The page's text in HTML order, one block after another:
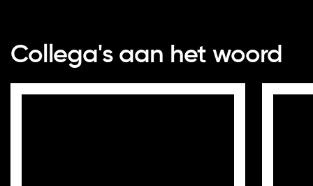
Collega's aan het woord